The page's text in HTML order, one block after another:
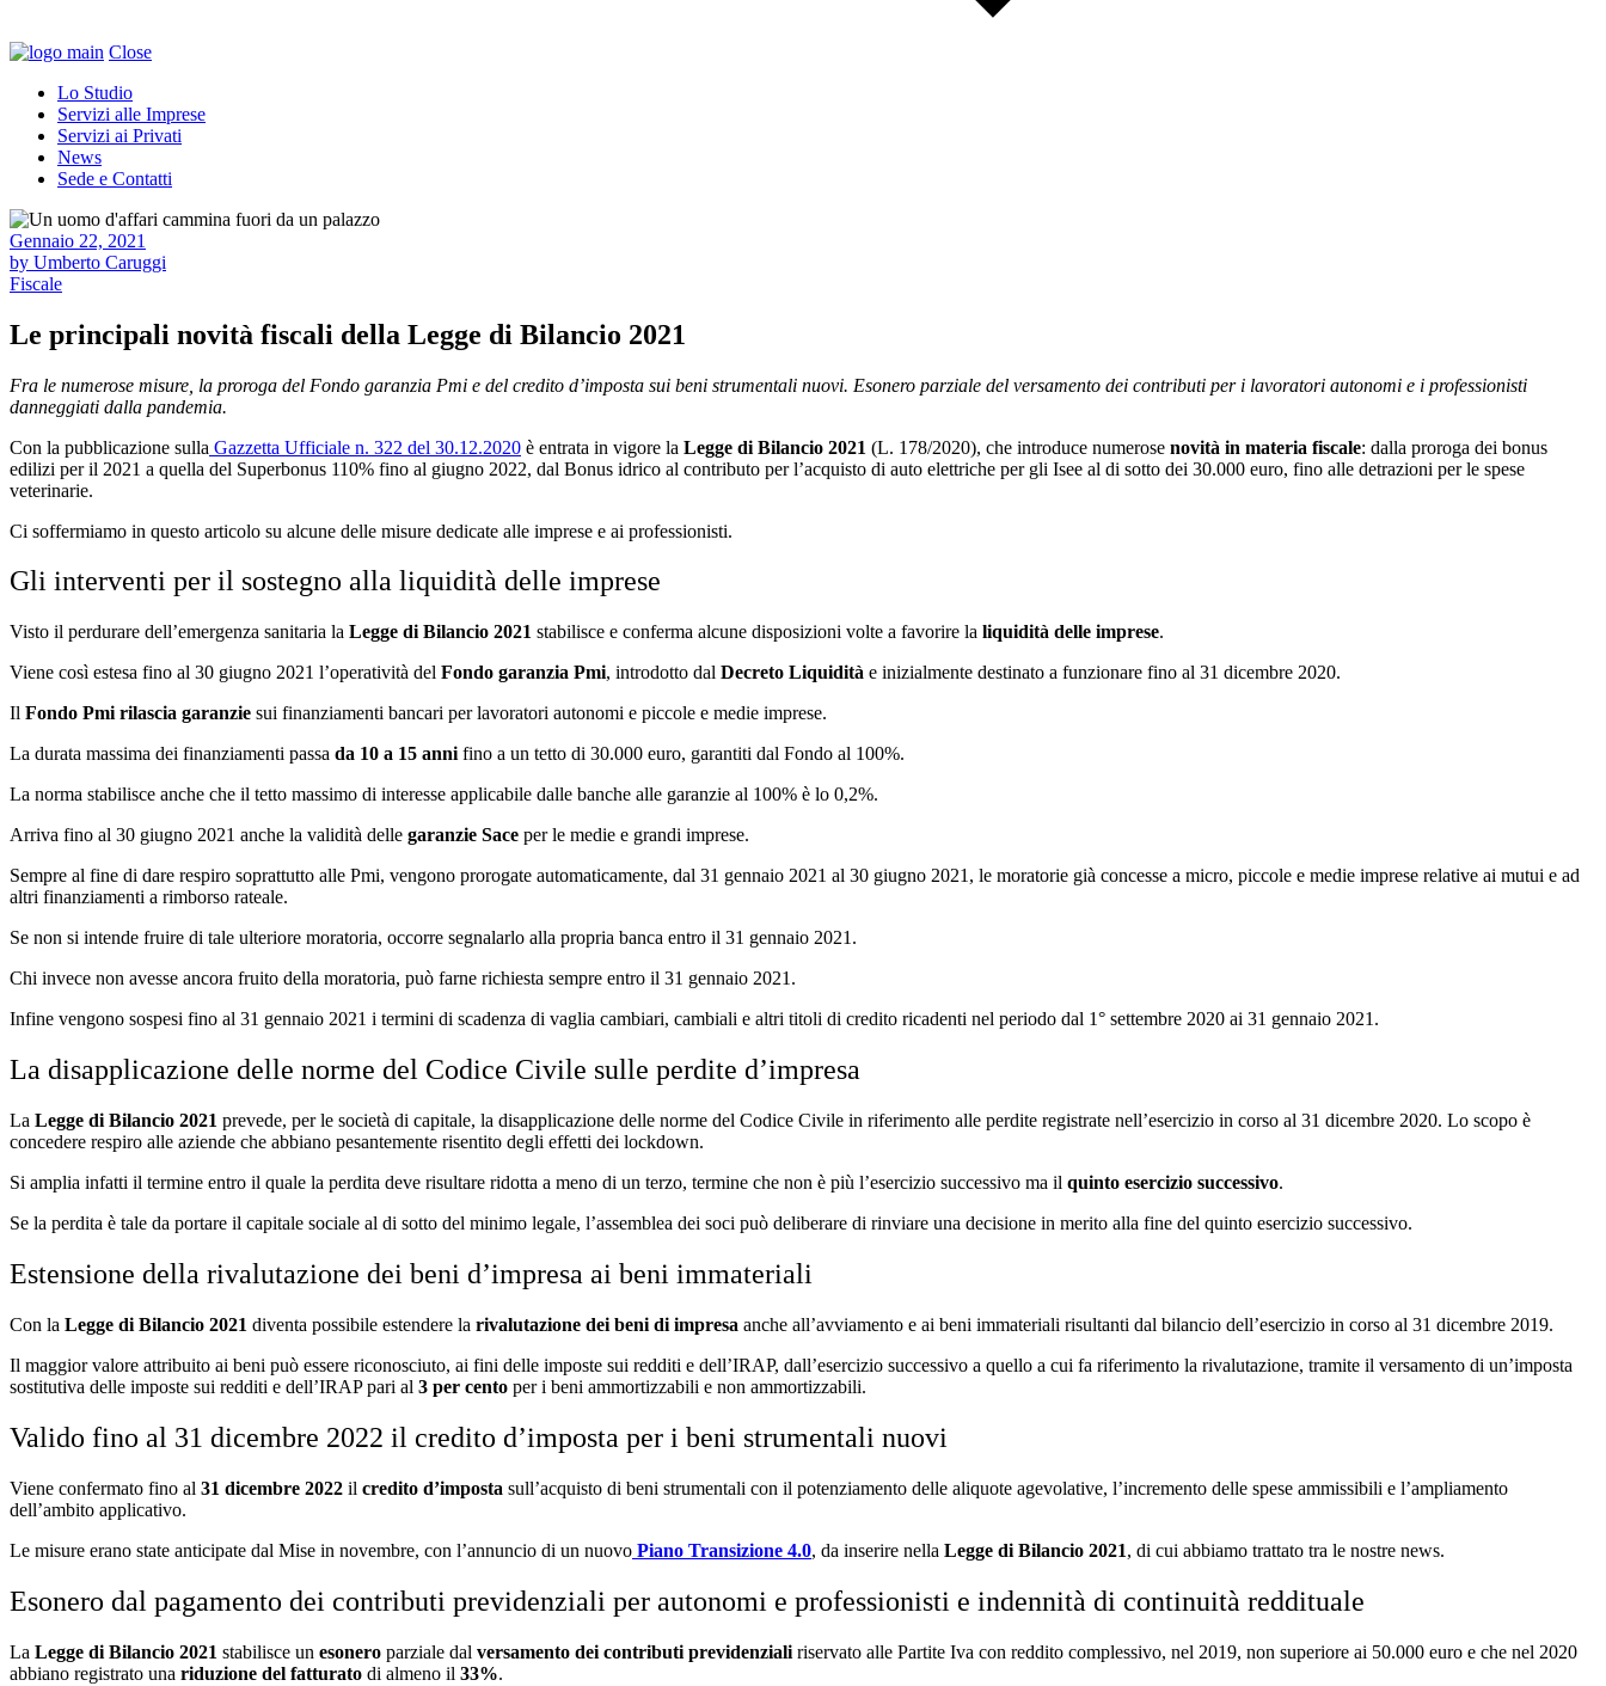
Close
Lo Studio
Servizi alle Imprese
Servizi ai Privati
News
Sede e Contatti
Gennaio 22, 2021
by Umberto Caruggi
Fiscale
Le principali novità fiscali della Legge di Bilancio 2021
Fra le numerose misure, la proroga del Fondo garanzia Pmi e del credito d’imposta sui beni strumentali nuovi. Esonero parziale del versamento dei contributi per i lavoratori autonomi e i professionisti
danneggiati dalla pandemia.
Con la pubblicazione sulla Gazzetta Ufficiale n. 322 del 30.12.2020 è entrata in vigore la Legge di Bilancio 2021 (L. 178/2020), che introduce numerose novità in materia fiscale: dalla proroga dei bonus
edilizi per il 2021 a quella del Superbonus 110% fino al giugno 2022, dal Bonus idrico al contributo per l’acquisto di auto elettriche per gli Isee al di sotto dei 30.000 euro, fino alle detrazioni per le spese
veterinarie.
Ci soffermiamo in questo articolo su alcune delle misure dedicate alle imprese e ai professionisti.
Gli interventi per il sostegno alla liquidità delle imprese
Visto il perdurare dell’emergenza sanitaria la Legge di Bilancio 2021 stabilisce e conferma alcune disposizioni volte a favorire la liquidità delle imprese.
Viene così estesa fino al 30 giugno 2021 l’operatività del Fondo garanzia Pmi, introdotto dal Decreto Liquidità e inizialmente destinato a funzionare fino al 31 dicembre 2020.
Il Fondo Pmi rilascia garanzie sui finanziamenti bancari per lavoratori autonomi e piccole e medie imprese.
La durata massima dei finanziamenti passa da 10 a 15 anni fino a un tetto di 30.000 euro, garantiti dal Fondo al 100%.
La norma stabilisce anche che il tetto massimo di interesse applicabile dalle banche alle garanzie al 100% è lo 0,2%.
Arriva fino al 30 giugno 2021 anche la validità delle garanzie Sace per le medie e grandi imprese.
Sempre al fine di dare respiro soprattutto alle Pmi, vengono prorogate automaticamente, dal 31 gennaio 2021 al 30 giugno 2021, le moratorie già concesse a micro, piccole e medie imprese relative ai mutui e ad
altri finanziamenti a rimborso rateale.
Se non si intende fruire di tale ulteriore moratoria, occorre segnalarlo alla propria banca entro il 31 gennaio 2021.
Chi invece non avesse ancora fruito della moratoria, può farne richiesta sempre entro il 31 gennaio 2021.
Infine vengono sospesi fino al 31 gennaio 2021 i termini di scadenza di vaglia cambiari, cambiali e altri titoli di credito ricadenti nel periodo dal 1° settembre 2020 ai 31 gennaio 2021.
La disapplicazione delle norme del Codice Civile sulle perdite d’impresa
La Legge di Bilancio 2021 prevede, per le società di capitale, la disapplicazione delle norme del Codice Civile in riferimento alle perdite registrate nell’esercizio in corso al 31 dicembre 2020. Lo scopo è
concedere respiro alle aziende che abbiano pesantemente risentito degli effetti dei lockdown.
Si amplia infatti il termine entro il quale la perdita deve risultare ridotta a meno di un terzo, termine che non è più l’esercizio successivo ma il quinto esercizio successivo.
Se la perdita è tale da portare il capitale sociale al di sotto del minimo legale, l’assemblea dei soci può deliberare di rinviare una decisione in merito alla fine del quinto esercizio successivo.
Estensione della rivalutazione dei beni d’impresa ai beni immateriali
Con la Legge di Bilancio 2021 diventa possibile estendere la rivalutazione dei beni di impresa anche all’avviamento e ai beni immateriali risultanti dal bilancio dell’esercizio in corso al 31 dicembre 2019.
Il maggior valore attribuito ai beni può essere riconosciuto, ai fini delle imposte sui redditi e dell’IRAP, dall’esercizio successivo a quello a cui fa riferimento la rivalutazione, tramite il versamento di un’imposta
sostitutiva delle imposte sui redditi e dell’IRAP pari al 3 per cento per i beni ammortizzabili e non ammortizzabili.
Valido fino al 31 dicembre 2022 il credito d’imposta per i beni strumentali nuovi
Viene confermato fino al 31 dicembre 2022 il credito d’imposta sull’acquisto di beni strumentali con il potenziamento delle aliquote agevolative, l’incremento delle spese ammissibili e l’ampliamento
dell’ambito applicativo.
Le misure erano state anticipate dal Mise in novembre, con l’annuncio di un nuovo Piano Transizione 4.0, da inserire nella Legge di Bilancio 2021, di cui abbiamo trattato tra le nostre news.
Esonero dal pagamento dei contributi previdenziali per autonomi e professionisti e indennità di continuità reddituale
La Legge di Bilancio 2021 stabilisce un esonero parziale dal versamento dei contributi previdenziali riservato alle Partite Iva con reddito complessivo, nel 2019, non superiore ai 50.000 euro e che nel 2020
abbiano registrato una riduzione del fatturato di almeno il 33%.